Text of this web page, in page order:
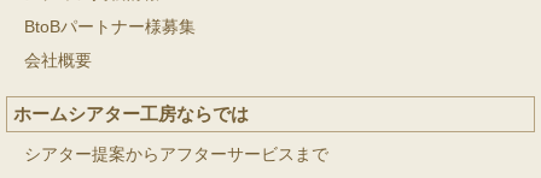
BtoBパートナー様募集
会社概要
ホームシアター工房ならでは
シアター提案からアフターサービスまで